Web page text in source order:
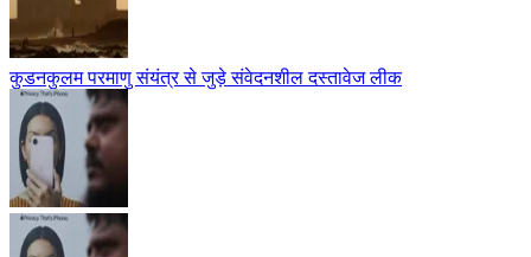
कुडनकुलम परमाणु संयंत्र से जुड़े संवेदनशील दस्तावेज लीक